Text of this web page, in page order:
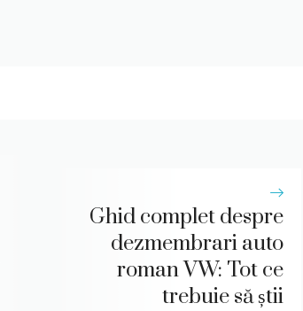
Ghid complet despre
dezmembrari auto
roman VW: Tot ce
trebuie să știi